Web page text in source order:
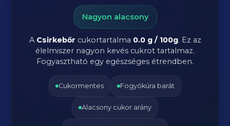
Nagyon alacsony
A Csirkebőr cukortartalma 0.0 g / 100g. Ez az
élelmiszer nagyon kevés cukrot tartalmaz.
Fogyasztható egy egészséges étrendben.
Cukormentes Fogyókúra barát
Alacsony cukor arány